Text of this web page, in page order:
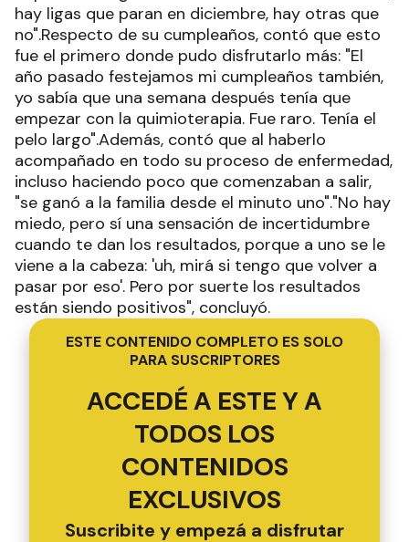
hay ligas que paran en diciembre, hay otras que
no".Respecto de su cumpleaños, contó que esto
fue el primero donde pudo disfrutarlo más: "El
año pasado festejamos mi cumpleaños también,
yo sabía que una semana después tenía que
empezar con la quimioterapia. Fue raro. Tenía el
pelo largo".Además, contó que al haberlo
acompañado en todo su proceso de enfermedad,
incluso haciendo poco que comenzaban a salir,
"se ganó a la familia desde el minuto uno"."No hay
miedo, pero sí una sensación de incertidumbre
cuando te dan los resultados, porque a uno se le
viene a la cabeza: 'uh, mirá si tengo que volver a
pasar por eso'. Pero por suerte los resultados
están siendo positivos", concluyó.
ESTE CONTENIDO COMPLETO ES SOLO
PARA SUSCRIPTORES
ACCEDÉ A ESTE Y A
TODOS LOS
CONTENIDOS
EXCLUSIVOS
Suscribite y empezá a disfrutar